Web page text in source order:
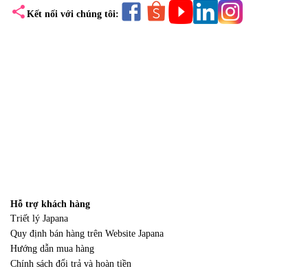
share Kết nối với chúng tôi:
Hỗ trợ khách hàng
Triết lý Japana
Quy định bán hàng trên Website Japana
Hướng dẫn mua hàng
Chính sách đổi trả và hoàn tiền